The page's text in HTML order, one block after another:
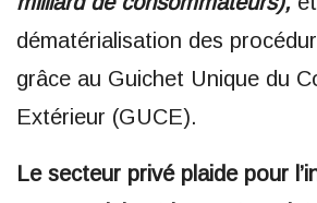
dématérialisation des
grâce au Guichet Unique du
Extérieur (GUCE).
Le secteur privé plaide pour